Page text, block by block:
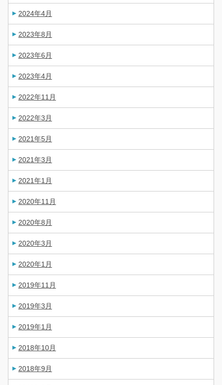
2024年4月
2023年8月
2023年6月
2023年4月
2022年11月
2022年3月
2021年5月
2021年3月
2021年1月
2020年11月
2020年8月
2020年3月
2020年1月
2019年11月
2019年3月
2019年1月
2018年10月
2018年9月